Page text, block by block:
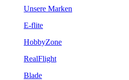
Unsere Marken
E-flite
HobbyZone
RealFlight
Blade